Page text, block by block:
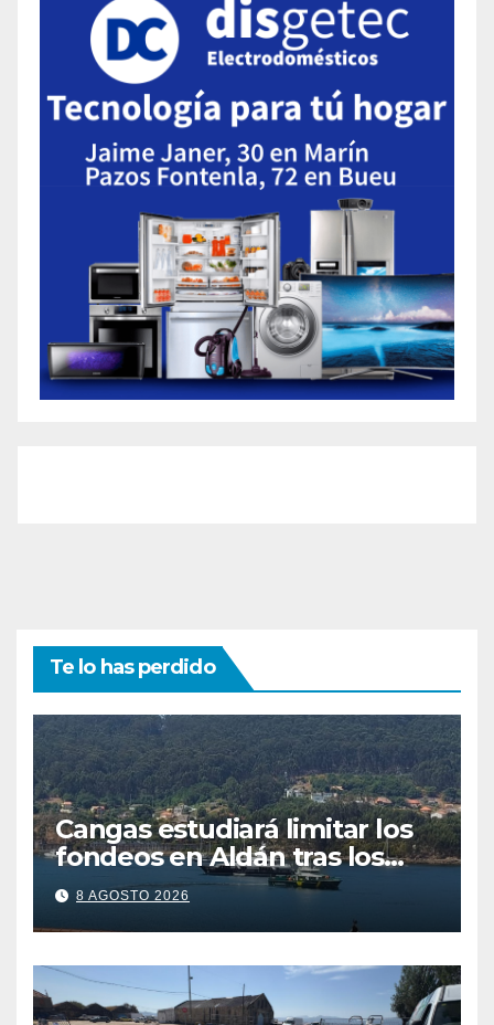
Te lo has perdido
Cangas estudiará limitar los
fondeos en Aldán tras los
últimos episodios de
contaminación en O Con
8 AGOSTO 2026